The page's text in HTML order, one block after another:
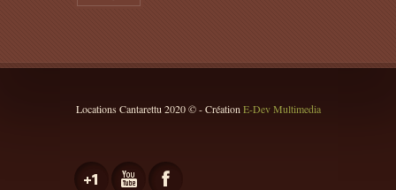
Locations Cantarettu 2020 © - Création E-Dev Multimedia